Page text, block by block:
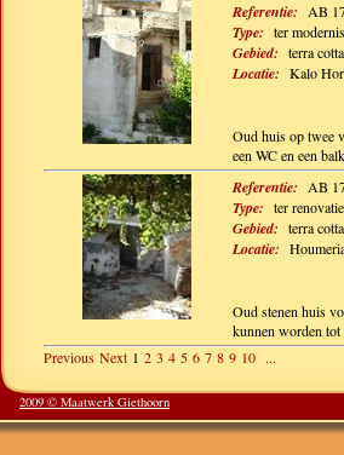
Referentie: AB
Type: ter
Gebied: terra cotta
Locatie: Kalo
Oud huis op twee
een WC en een
Referentie: AB
Type: ter
Gebied: terra cotta
Locatie:
Oud stenen huis
kunnen worden tot
Previous Next 1 2 3 4 5 6 7 8 9 10 ...
2009 © Maatwerk Giethoorn